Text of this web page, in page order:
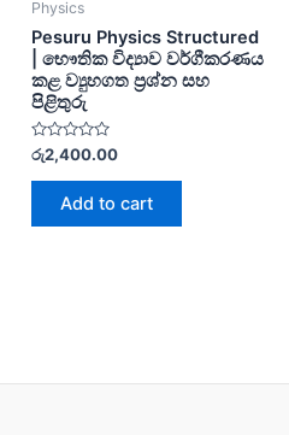
Physics
Pesuru Physics Structured
| භෞතික විද්‍යාව වර්ගීකරණය
කළ ව්‍යුහගත ප්‍රශ්න සහ
පිළිතුරු
Rated
0
out
රු2,400.00
Add to cart